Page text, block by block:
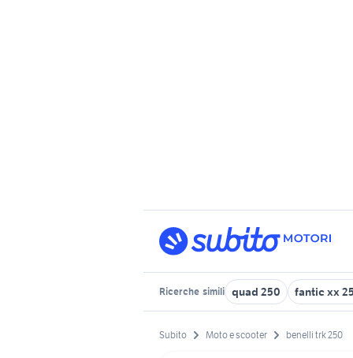
Ricerche simili quad 250 fantic xx
Subito Moto e scooter benelli trk 250